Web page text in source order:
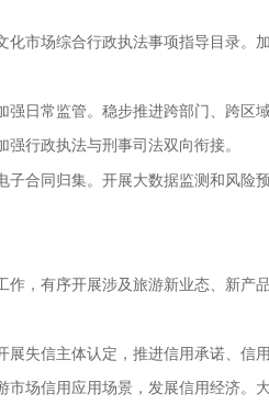
市场综合行政执法事项指导目录。
日常监管。稳步推进跨部门、跨区
行政执法与刑事司法双向衔接。
合同归集。开展大数据监测和风险
，有序开展涉及旅游新业态、新产
失信主体认定，推进信用承诺、信
场信用应用场景，发展信用经济。